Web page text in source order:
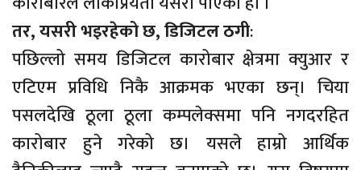
तर, यसरी भइरहेको छ, डिजिटल ठगी:
पछिल्लो समय डिजिटल कारोबार क्षेत्रमा क्युआर र
एटिएम प्रविधि निकै आक्रमक भएका छन्। चिया
पसलदेखि ठूला ठूला कम्पलेक्समा पनि नगदरहित
कारोबार हुने गरेको छ। यसले हाम्रो आर्थिक